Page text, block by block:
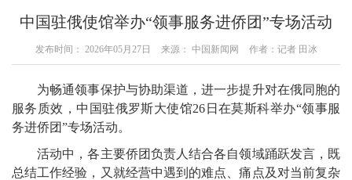
环球 人物 来华 视频
教育 就业创业 合作办学 直播访谈
留学 人才 学术 观点
综合 深度 专题 实用信息
招聘信息 更多数据
中国驻俄使馆举办“领事服务进侨团”专场活动
发布时间： 2026年05月27日 来源： 中国新闻网 作者：记者 田冰
为畅通领事保护与协助渠道，进一步提升对在俄同胞的
服务质效，中国驻俄罗斯大使馆26日在莫斯科举办“领事服
务进侨团”专场活动。
活动中，各主要侨团负责人结合各自领域踊跃发言，既
总结工作经验，又就经营中遇到的难点、痛点及对当前复杂